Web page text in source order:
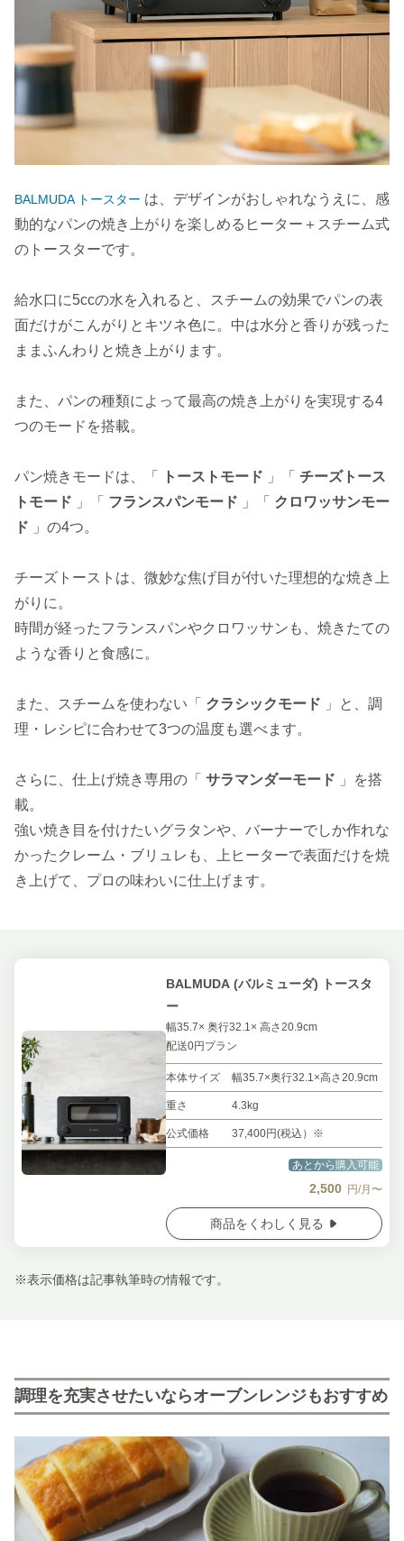
BALMUDA トースター は、デザインがおしゃれなうえに、感
動的なパンの焼き上がりを楽しめるヒーター＋スチーム式
のトースターです。
給水口に5ccの水を入れると、スチームの効果でパンの表
面だけがこんがりとキツネ色に。中は水分と香りが残った
ままふんわりと焼き上がります。
また、パンの種類によって最高の焼き上がりを実現する4
つのモードを搭載。
パン焼きモードは、「 トーストモード 」「 チーズトース
トモード
」「 フランスパンモード 」「 クロワッサンモー
ド
」の4つ。
チーズトーストは、微妙な焦げ目が付いた理想的な焼き上
がりに。
時間が経ったフランスパンやクロワッサンも、焼きたての
ような香りと食感に。
また、スチームを使わない「 クラシックモード
」と、調
理・レシピに合わせて3つの温度も選べます。
さらに、仕上げ焼き専用の「 サラマンダーモード
」を搭
載。
強い焼き目を付けたいグラタンや、バーナーでしか作れな
かったクレーム・ブリュレも、上ヒーターで表面だけを焼
き上げて、プロの味わいに仕上げます。
BALMUDA (バルミューダ) トースタ
ー
幅35.7× 奥行32.1× 高さ20.9cm
配送0円プラン
本体サイズ 幅35.7×奥行32.1×高さ20.9cm
重さ 4.3kg
公式価格 37,400円(税込）※
あとから購入可能
2,500 円/月〜
商品をくわしく見る
※表示価格は記事執筆時の情報です。
調理を充実させたいならオーブンレンジもおすすめ